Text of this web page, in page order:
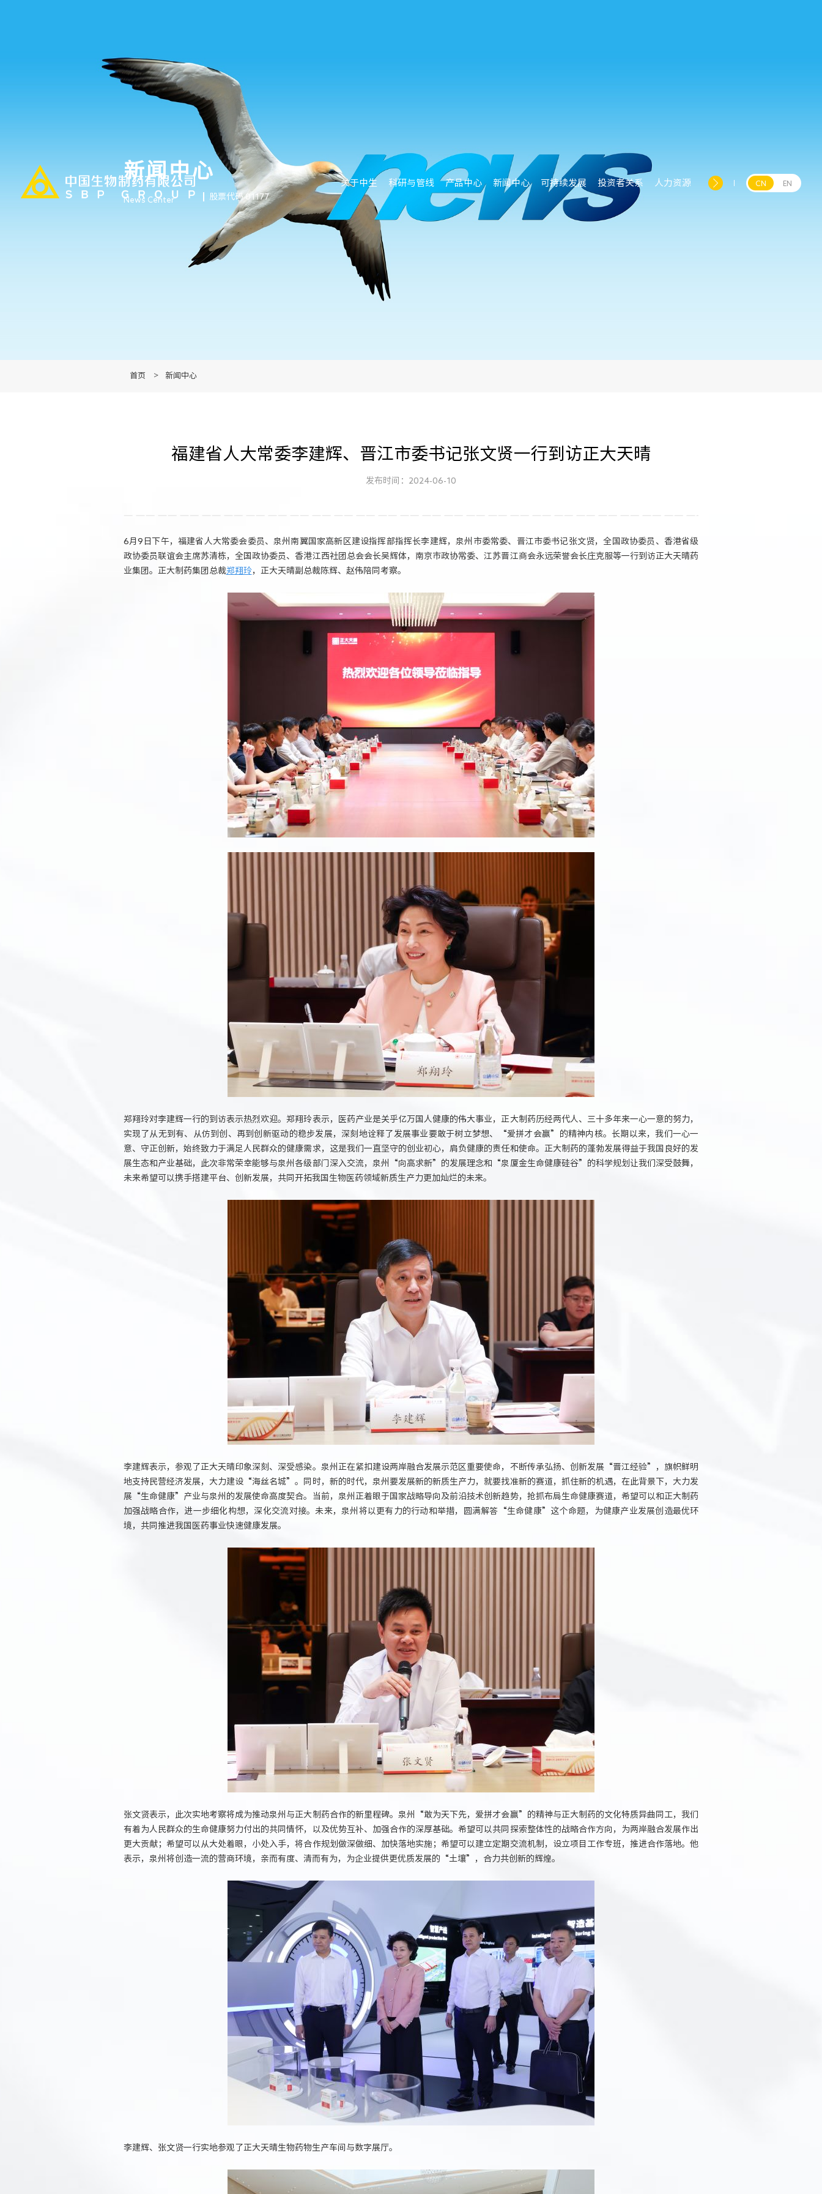
股票代码 01177
关于中生 科研与管线 产品中心 新闻中心 可持续发展 投资者关系 人力资源 CN EN
新闻中心
News Center
首页 > 新闻中心
福建省人大常委李建辉、晋江市委书记张文贤一行到访正大天晴
发布时间：2024-06-10
6月9日下午，福建省人大常委会委员、泉州南翼国家高新区建设指挥部指挥长李建辉，泉州市委常委、晋江市委书记张文贤，全国政协委员、香港省级
政协委员联谊会主席苏清栋，全国政协委员、香港江西社团总会会长吴辉体，南京市政协常委、江苏晋江商会永远荣誉会长庄克服等一行到访正大天晴药
业集团。正大制药集团总裁郑翔玲，正大天晴副总裁陈辉、赵伟陪同考察。
郑翔玲对李建辉一行的到访表示热烈欢迎。郑翔玲表示，医药产业是关乎亿万国人健康的伟大事业，正大制药历经两代人、三十多年来一心一意的努力，
实现了从无到有、从仿到创、再到创新驱动的稳步发展，深刻地诠释了发展事业要敢于树立梦想、“爱拼才会赢”的精神内核。长期以来，我们一心一
意、守正创新，始终致力于满足人民群众的健康需求，这是我们一直坚守的创业初心，肩负健康的责任和使命。正大制药的蓬勃发展得益于我国良好的发
展生态和产业基础，此次非常荣幸能够与泉州各级部门深入交流，泉州“向高求新”的发展理念和“泉厦金生命健康硅谷”的科学规划让我们深受鼓舞，
未来希望可以携手搭建平台、创新发展，共同开拓我国生物医药领域新质生产力更加灿烂的未来。
李建辉表示，参观了正大天晴印象深刻、深受感染。泉州正在紧扣建设两岸融合发展示范区重要使命，不断传承弘扬、创新发展“晋江经验”，旗帜鲜明
地支持民营经济发展，大力建设“海丝名城”。同时，新的时代，泉州要发展新的新质生产力，就要找准新的赛道，抓住新的机遇，在此背景下，大力发
展“生命健康”产业与泉州的发展使命高度契合。当前，泉州正着眼于国家战略导向及前沿技术创新趋势，抢抓布局生命健康赛道，希望可以和正大制药
加强战略合作，进一步细化构想，深化交流对接。未来，泉州将以更有力的行动和举措，圆满解答“生命健康”这个命题，为健康产业发展创造最优环
境，共同推进我国医药事业快速健康发展。
张文贤表示，此次实地考察将成为推动泉州与正大制药合作的新里程碑。泉州“敢为天下先，爱拼才会赢”的精神与正大制药的文化特质异曲同工，我们
有着为人民群众的生命健康努力付出的共同情怀，以及优势互补、加强合作的深厚基础。希望可以共同探索整体性的战略合作方向，为两岸融合发展作出
更大贡献；希望可以从大处着眼，小处入手，将合作规划做深做细、加快落地实施；希望可以建立定期交流机制，设立项目工作专班，推进合作落地。他
表示，泉州将创造一流的营商环境，亲而有度、清而有为，为企业提供更优质发展的“土壤”，合力共创新的辉煌。
李建辉、张文贤一行实地参观了正大天晴生物药物生产车间与数字展厅。